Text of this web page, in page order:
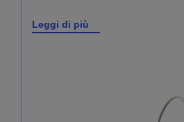
Leggi di più